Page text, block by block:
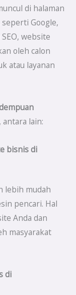
di halaman
Google,
website
oleh calon
atau layanan
antara lain:
bisnis di
lebih mudah
pencari. Hal
Anda dan
masyarakat
di